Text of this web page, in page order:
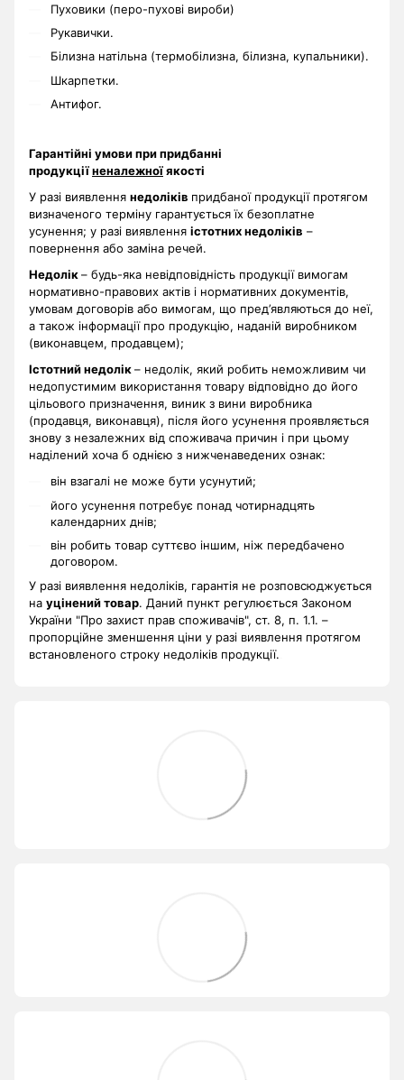
Пуховики (перо-пухові вироби)
Рукавички.
Білизна натільна (термобілизна, білизна, купальники).
Шкарпетки.
Антифог.
Гарантійні умови при придбанні
продукціїненалежноїякості
У разі виявлення недоліків придбаної продукції протягом
визначеного терміну гарантується їх безоплатне
усунення; у разі виявлення істотних недоліків –
повернення або заміна речей.
Недолік– будь-яка невідповідність продукції вимогам
нормативно-правових актів і нормативних документів,
умовам договорів або вимогам, що пред’являються до неї,
а також інформації про продукцію, наданій виробником
(виконавцем, продавцем);
Істотний недолік– недолік, який робить неможливим чи
недопустимим використання товару відповідно до його
цільового призначення, виник з вини виробника
(продавця, виконавця), після його усунення проявляється
знову з незалежних від споживача причин і при цьому
наділений хоча б однією з нижченаведених ознак:
він взагалі не може бути усунутий;
його усунення потребує понад чотирнадцять
календарних днів;
він робить товар суттєво іншим, ніж передбачено
договором.
У разі виявлення недоліків, гарантія не розповсюджується
на уцінений товар. Даний пункт регулюється Законом
України "Про захист прав споживачів", ст. 8, п. 1.1. –
пропорційне зменшення ціни у разі виявлення протягом
встановленого строку недоліків продукції.